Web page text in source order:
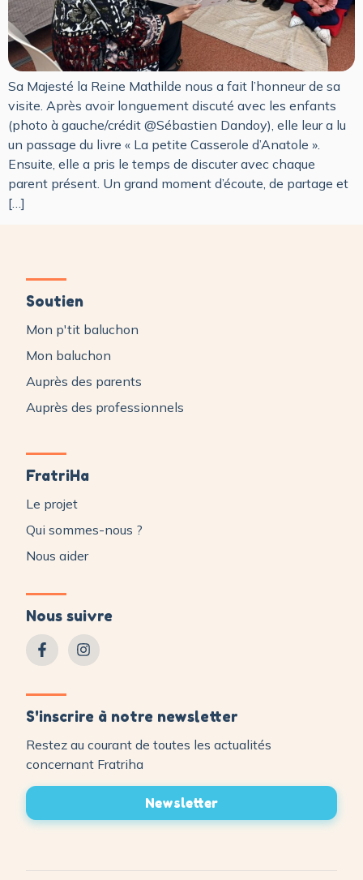
Sa Majesté la Reine Mathilde nous a fait l’honneur de sa
visite. Après avoir longuement discuté avec les enfants
(photo à gauche/crédit @Sébastien Dandoy), elle leur a lu
un passage du livre « La petite Casserole d’Anatole ».
Ensuite, elle a pris le temps de discuter avec chaque
parent présent. Un grand moment d’écoute, de partage et
[…]
Soutien
Mon p'tit baluchon
Mon baluchon
Auprès des parents
Auprès des professionnels
FratriHa
Le projet
Qui sommes-nous ?
Nous aider
Nous suivre
S'inscrire à notre newsletter
Restez au courant de toutes les actualités
concernant Fratriha
Newsletter